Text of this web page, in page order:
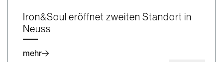
Iron&Soul eröffnet zweiten Standort in
Neuss
mehr